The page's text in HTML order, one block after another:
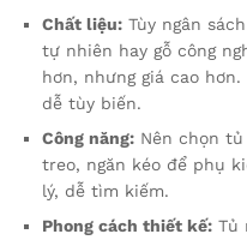
Chất liệu: Tùy ngân
tự nhiên hay gỗ công
hơn, nhưng giá cao
dễ tùy biến.
Công năng: Nên chọn
treo, ngăn kéo để phụ
lý, dễ tìm kiếm.
Phong cách thiết kế: Tủ